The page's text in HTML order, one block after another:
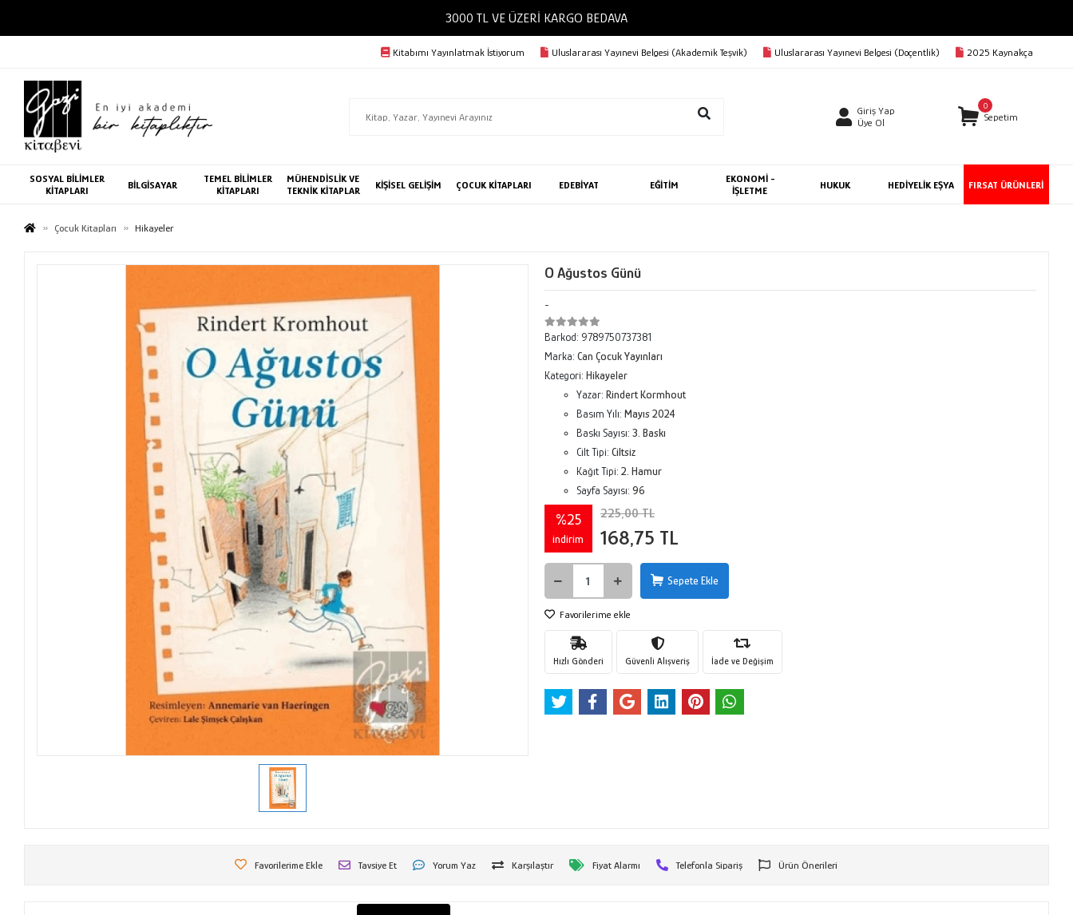
3000 TL VE ÜZERİ KARGO BEDAVA
Kitabımı Yayınlatmak İstiyorum Uluslararası Yayınevi Belgesi (Akademik Teşvik) Uluslararası Yayınevi Belgesi (Doçentlik) 2025 Kaynakça
Giriş Yap
Üye Ol
0
Sepetim
SOSYAL BİLİMLER
KİTAPLARI
BİLGİSAYAR
TEMEL BİLİMLER
KİTAPLARI
MÜHENDİSLİK VE
TEKNİK KİTAPLAR
KİŞİSEL GELİŞİM ÇOCUK KİTAPLARI EDEBİYAT EĞİTİM
EKONOMİ -
İŞLETME
HUKUK HEDİYELİK EŞYA FIRSAT ÜRÜNLERİ
Çocuk Kitapları Hikayeler
O Ağustos Günü
-
Barkod: 9789750737381
Marka: Can Çocuk Yayınları
Kategori: Hikayeler
Yazar: Rindert Kormhout
Basım Yılı: Mayıs 2024
Baskı Sayısı: 3. Baskı
Cilt Tipi: Ciltsiz
Kağıt Tipi: 2. Hamur
Sayfa Sayısı: 96
%25
indirim
225,00 TL
168,75 TL
Sepete Ekle
Favorilerime ekle
Hızlı Gönderi Güvenli Alışveriş İade ve Değişim
Favorilerime Ekle Tavsiye Et Yorum Yaz Karşılaştır Fiyat Alarmı Telefonla Sipariş Ürün Önerileri